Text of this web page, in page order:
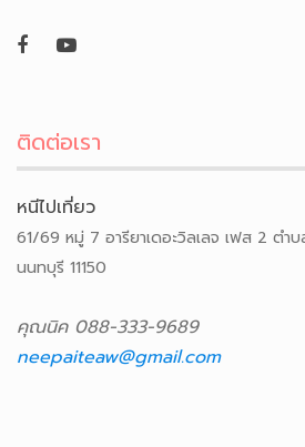
ติดต่อเรา
หนีไปเที่ยว
61/69 หมู่ 7 อารียาเดอะวิลเลจ เฟส 2 ตำ
นนทบุรี 11150
คุณนิค 088-333-9689
neepaiteaw@gmail.com